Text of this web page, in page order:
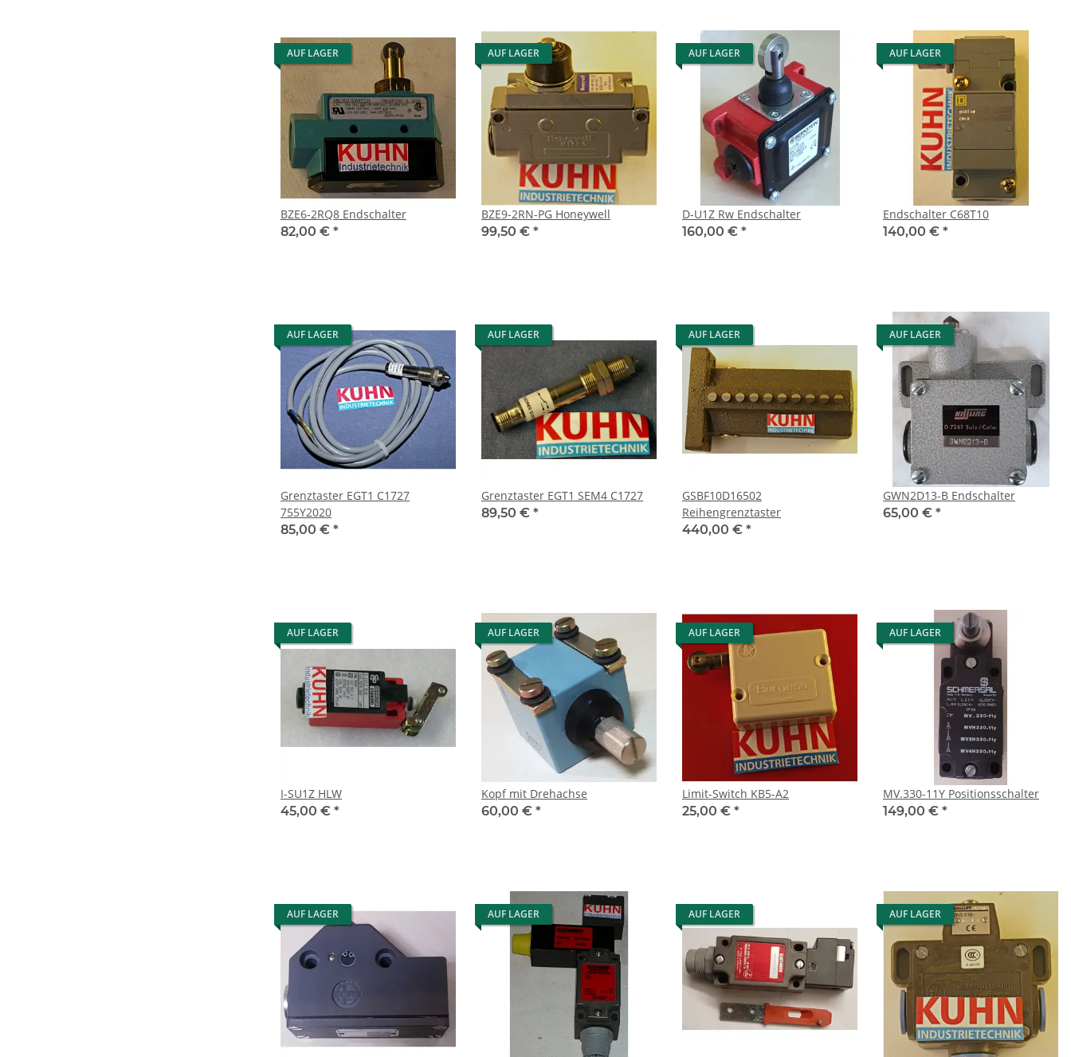
AUF LAGER
BZE6-2RQ8 Endschalter
82,00 € *
AUF LAGER
BZE9-2RN-PG Honeywell
99,50 € *
AUF LAGER
D-U1Z Rw Endschalter
160,00 € *
AUF LAGER
Endschalter C68T10
140,00 € *
AUF LAGER
Grenztaster EGT1 C1727
755Y2020
85,00 € *
AUF LAGER
Grenztaster EGT1 SEM4 C1727
89,50 € *
AUF LAGER
GSBF10D16502
Reihengrenztaster
440,00 € *
AUF LAGER
GWN2D13-B Endschalter
65,00 € *
AUF LAGER
I-SU1Z HLW
45,00 € *
AUF LAGER
Kopf mit Drehachse
60,00 € *
AUF LAGER
Limit-Switch KB5-A2
25,00 € *
AUF LAGER
MV.330-11Y Positionsschalter
149,00 € *
AUF LAGER AUF LAGER AUF LAGER AUF LAGER